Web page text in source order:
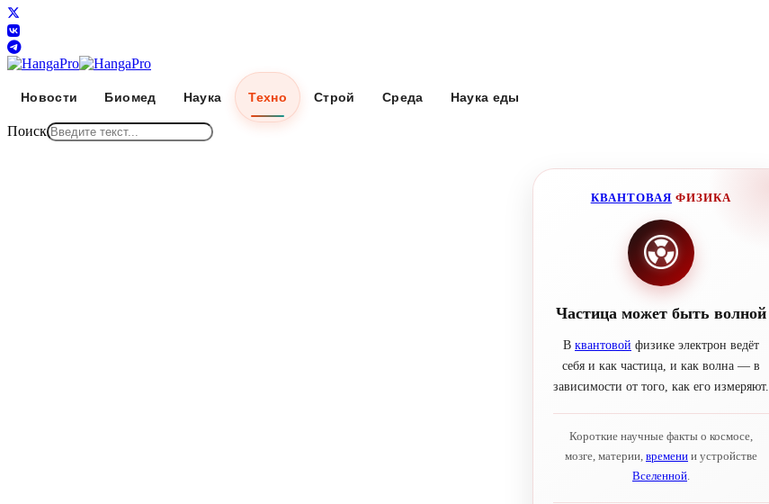
Новости Биомед Наука Техно Строй Среда Наука еды
Поиск
КВАНТОВАЯ ФИЗИКА
Частица может быть волной
В квантовой физике электрон ведёт
себя и как частица, и как волна — в
зависимости от того, как его измеряют.
Короткие научные факты о космосе,
мозге, материи, времени и устройстве
Вселенной.